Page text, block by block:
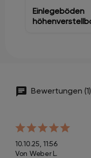
Bewertungen (1)
10.10.25, 11:56
Von Weber L.